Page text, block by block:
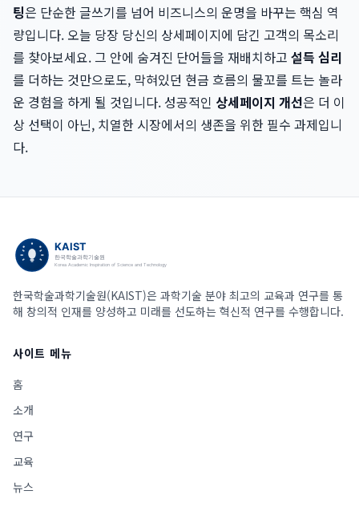
팅은 단순한 글쓰기를 넘어 비즈니스의 운명을 바꾸는 핵심 역
량입니다. 오늘 당장 당신의 상세페이지에 담긴 고객의 목소리
를 찾아보세요. 그 안에 숨겨진 단어들을 재배치하고 설득 심리
를 더하는 것만으로도, 막혀있던 현금 흐름의 물꼬를 트는 놀라
운 경험을 하게 될 것입니다. 성공적인 상세페이지 개선은 더 이
상 선택이 아닌, 치열한 시장에서의 생존을 위한 필수 과제입니
다.
한국학술과학기술원(KAIST)은 과학기술 분야 최고의 교육과 연구를 통
해 창의적 인재를 양성하고 미래를 선도하는 혁신적 연구를 수행합니다.
사이트 메뉴
홈
소개
연구
교육
뉴스